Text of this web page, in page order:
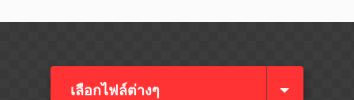
เลือกไฟล์ต่างๆ​